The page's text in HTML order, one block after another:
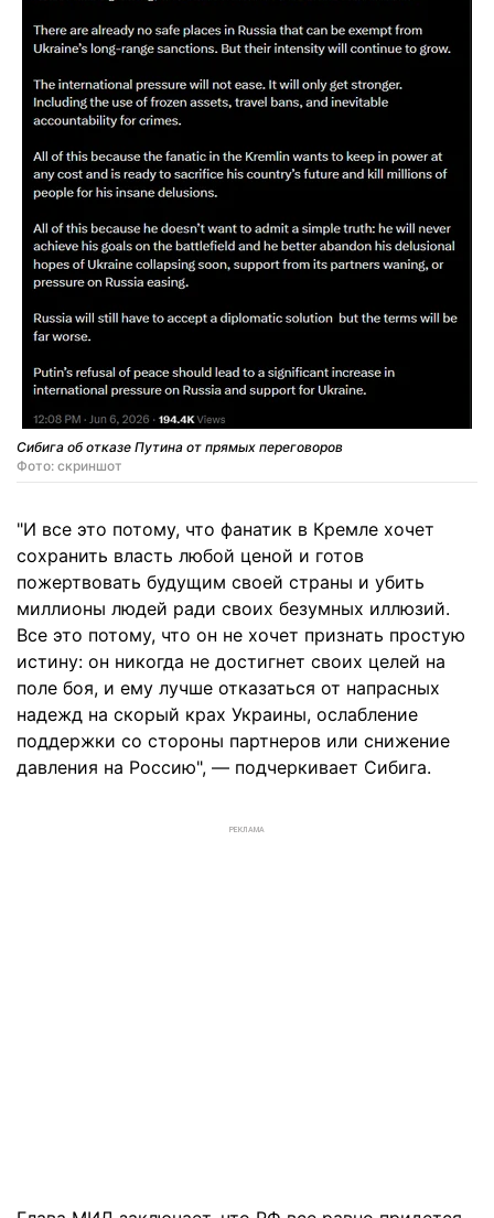
Сибига об отказе Путина от прямых переговоров
Фото: скриншот
"И все это потому, что фанатик в Кремле хочет
сохранить власть любой ценой и готов
пожертвовать будущим своей страны и убить
миллионы людей ради своих безумных иллюзий.
Все это потому, что он не хочет признать простую
истину: он никогда не достигнет своих целей на
поле боя, и ему лучше отказаться от напрасных
надежд на скорый крах Украины, ослабление
поддержки со стороны партнеров или снижение
давления на Россию", — подчеркивает Сибига.
РЕКЛАМА